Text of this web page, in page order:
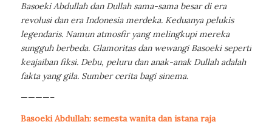
Basoeki Abdullah dan Dullah sama-sama besar di era
revolusi dan era Indonesia merdeka. Keduanya pelukis
legendaris. Namun atmosfir yang melingkupi mereka
sungguh berbeda. Glamoritas dan wewangi Basoeki seperti
keajaiban fiksi. Debu, peluru dan anak-anak Dullah adalah
fakta yang gila. Sumber cerita bagi sinema.
————–
Basoeki Abdullah: semesta wanita dan istana raja